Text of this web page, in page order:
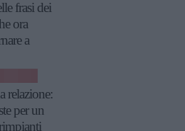
frasi dei
ora
a
relazione:
per un